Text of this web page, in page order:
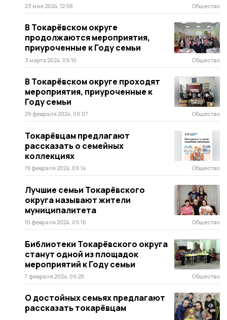
23 мая 2024, 12:58 Общество
В Токарёвском округе
продолжаются мероприятия,
приуроченные к Году семьи
3 марта 2024, 09:10 Общество
В Токарёвском округе проходят
мероприятия, приуроченные к
Году семьи
29 февраля 2024, 09:07 Общество
Токарёвцам предлагают
рассказать о семейных
коллекциях
19 февраля 2024, 09:14 Общество
Лучшие семьи Токарёвского
округа называют жители
муниципалитета
10 февраля 2024, 09:16 Общество
Библиотеки Токарёвского округа
станут одной из площадок
мероприятий к Году семьи
7 февраля 2024, 09:25 Общество
О достойных семьях предлагают
рассказать токарёвцам